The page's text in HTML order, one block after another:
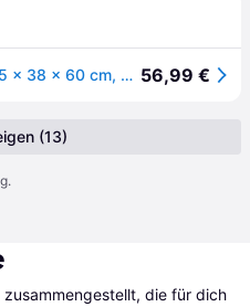
JAMARA Rutscher, BxHxL: 27,5 x 38 x 60 cm, Ab 12 Monaten - blau 56,99 €
Alle anzeigen (13)
die für dich